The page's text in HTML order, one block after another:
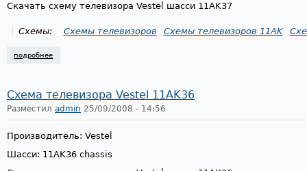
Скачать схему телевизора Vestel шасси 11AK37
Схемы: Схемы телевизоров Схемы телевизоров 11AK
подробнее
Схема телевизора Vestel 11AK36
Разместил admin 25/09/2008 - 14:56
Производитель: Vestel
Шасси: 11AK36 chassis